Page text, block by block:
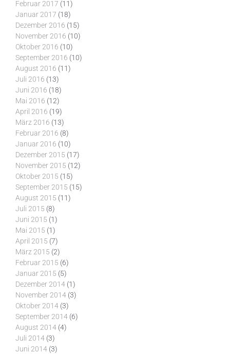
Februar 2017 (11)
Januar 2017 (18)
Dezember 2016 (15)
November 2016 (10)
Oktober 2016 (10)
September 2016 (10)
August 2016 (11)
Juli 2016 (13)
Juni 2016 (18)
Mai 2016 (12)
April 2016 (19)
März 2016 (13)
Februar 2016 (8)
Januar 2016 (10)
Dezember 2015 (17)
November 2015 (12)
Oktober 2015 (15)
September 2015 (15)
August 2015 (11)
Juli 2015 (8)
Juni 2015 (1)
Mai 2015 (1)
April 2015 (7)
März 2015 (2)
Februar 2015 (6)
Januar 2015 (5)
Dezember 2014 (1)
November 2014 (3)
Oktober 2014 (3)
September 2014 (6)
August 2014 (4)
Juli 2014 (3)
Juni 2014 (3)